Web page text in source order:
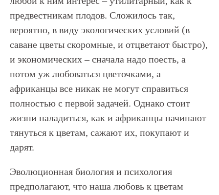
предвестникам плодов. Сложилось так,
вероятно, в виду экологических условий (в
саване цветы скоромные, и отцветают быстро),
и экономических – сначала надо поесть, а
потом уж любоваться цветочками, а
африканцы все никак не могут справиться
полностью с первой задачей. Однако стоит
жизни наладиться, как и африканцы начинают
тянуться к цветам, сажают их, покупают и
дарят.
Эволюционная биология и психология
предполагают, что наша любовь к цветам